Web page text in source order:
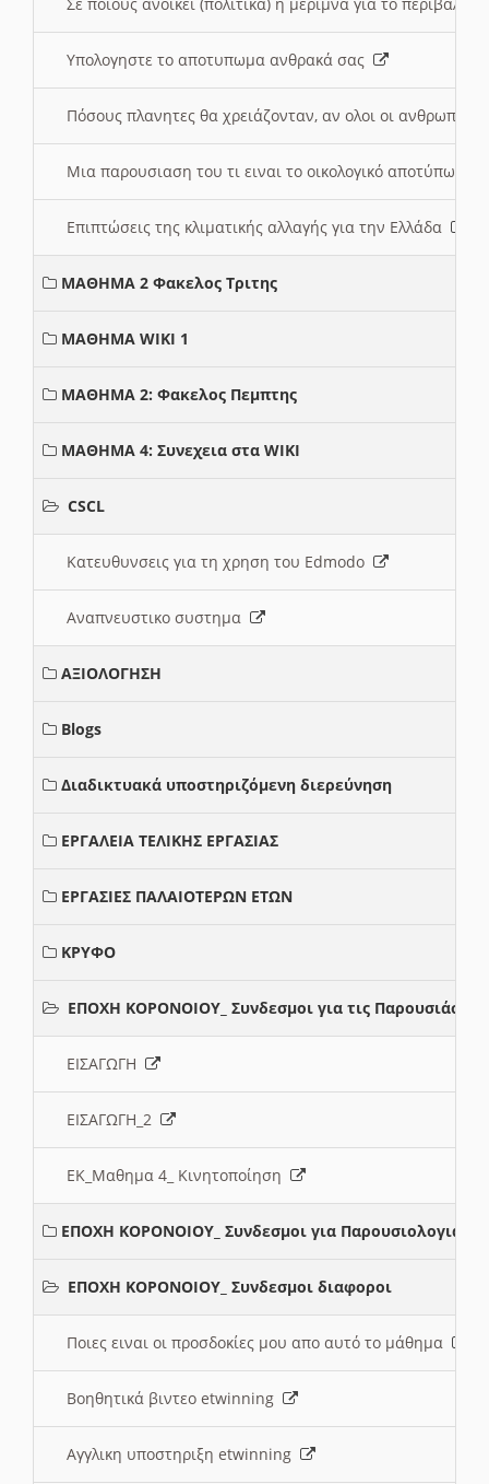
Υπολογηστε το αποτυπωμα ανθρακά σας
Πόσους πλανητες θα χρειάζονταν, αν ολοι οι ανθρωποι
Μια παρουσιαση του τι ειναι το οικολογικό αποτύπωμα
Επιπτώσεις της κλιματικής αλλαγής για την Ελλάδα
ΜΑΘΗΜΑ 2 Φακελος Τριτης
ΜΑΘΗΜΑ WIKI 1
ΜΑΘΗΜΑ 2: Φακελος Πεμπτης
ΜΑΘΗΜΑ 4: Συνεχεια στα WIKI
CSCL
Κατευθυνσεις για τη χρηση του Edmodo
Αναπνευστικο συστημα
ΑΞΙΟΛΟΓΗΣΗ
Blogs
Διαδικτυακά υποστηριζόμενη διερεύνηση
ΕΡΓΑΛΕΙΑ ΤΕΛΙΚΗΣ ΕΡΓΑΣΙΑΣ
ΕΡΓΑΣΙΕΣ ΠΑΛΑΙΟΤΕΡΩΝ ΕΤΩΝ
ΚΡΥΦΟ
ΕΠΟΧΗ ΚΟΡΟΝΟΙΟΥ_ Συνδεσμοι για τις Παρουσιάσεις
ΕΙΣΑΓΩΓΗ
ΕΙΣΑΓΩΓΗ_2
ΕΚ_Μαθημα 4_ Κινητοποίηση
ΕΠΟΧΗ ΚΟΡΟΝΟΙΟΥ_ Συνδεσμοι για Παρουσιολογια
ΕΠΟΧΗ ΚΟΡΟΝΟΙΟΥ_ Συνδεσμοι διαφοροι
Ποιες ειναι οι προσδοκίες μου απο αυτό το μάθημα
Βοηθητικά βιντεο etwinning
Αγγλικη υποστηριξη etwinning